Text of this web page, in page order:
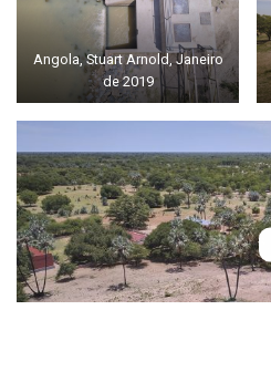
Angola, Stuart Arnold, Janeiro
de 2019